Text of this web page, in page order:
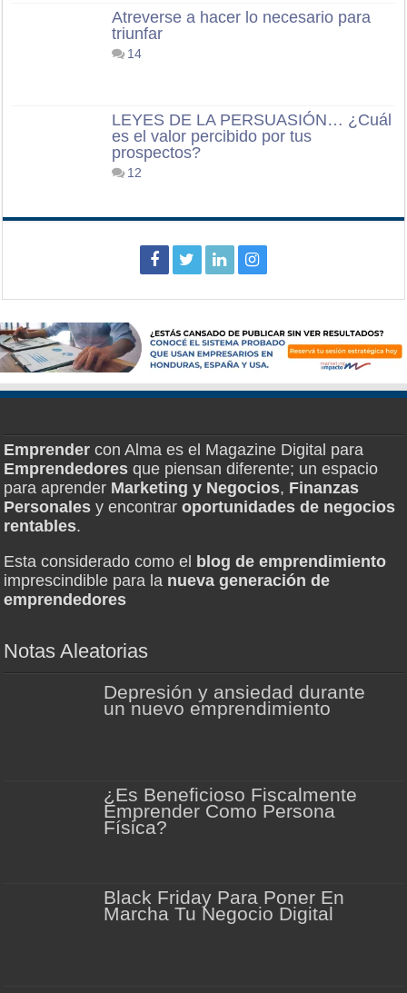
Atreverse a hacer lo necesario para
triunfar
14
LEYES DE LA PERSUASIÓN… ¿Cuál
es el valor percibido por tus
prospectos?
12
Emprender con Alma es el Magazine Digital para
Emprendedores que piensan diferente; un espacio
para aprender Marketing y Negocios, Finanzas
Personales y encontraroportunidades de negocios
rentables.
Esta considerado como el blog de emprendimiento
imprescindible para la nueva generación de
emprendedores
Notas Aleatorias
Depresión y ansiedad durante
un nuevo emprendimiento
¿Es Beneficioso Fiscalmente
Emprender Como Persona
Física?
Black Friday Para Poner En
Marcha Tu Negocio Digital